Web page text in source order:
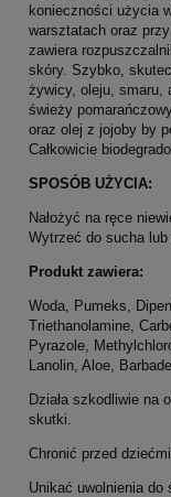
konieczności użycia
warsztatach oraz
zawiera
skóry. Szybko,
żywicy, oleju, smaru,
świeży
oraz olej z jojoby by
Całkowicie
SPOSÓB UŻYCIA:
Nałożyć na ręce
Wytrzeć do sucha lub
Produkt zawiera:
Woda, Pumeks,
Triethanolamine,
Pyrazole,
Lanolin, Aloe,
Działa szkodliwie na
skutki.
Chronić przed dziećmi.
Unikać uwolnienia do